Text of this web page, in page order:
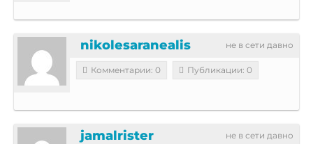
не в сети давно
nikolesaranealis
Комментарии: 0 Публикации: 0
не в сети давно
jamalrister